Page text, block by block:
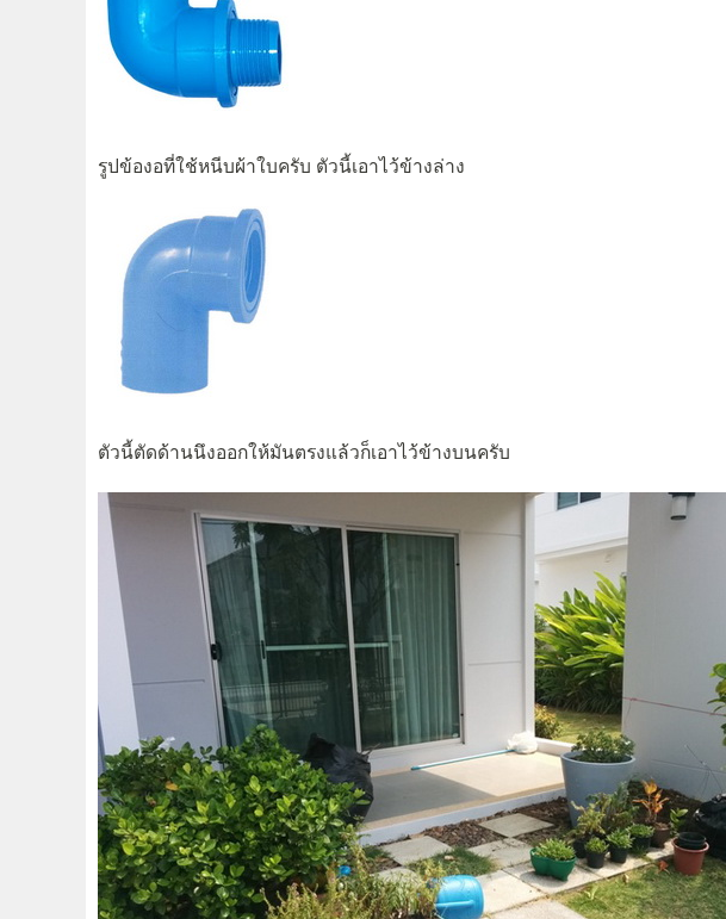
รูปข้องอที่ใช้หนีบผ้าใบครับ ตัวนี้เอาไว้ข้างล่าง
ตัวนี้ตัดด้านนึงออกให้มันตรงแล้วก็เอาไว้ข้างบนครับ